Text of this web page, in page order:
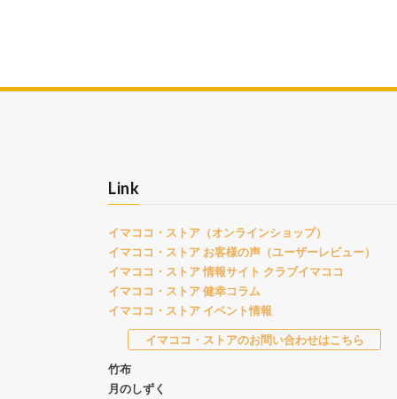
Link
イマココ・ストア（オンラインショップ）
イマココ・ストア お客様の声（ユーザーレビュー）
イマココ・ストア 情報サイト クラブイマココ
イマココ・ストア 健幸コラム
イマココ・ストア イベント情報
イマココ・ストアのお問い合わせはこちら
竹布
月のしずく